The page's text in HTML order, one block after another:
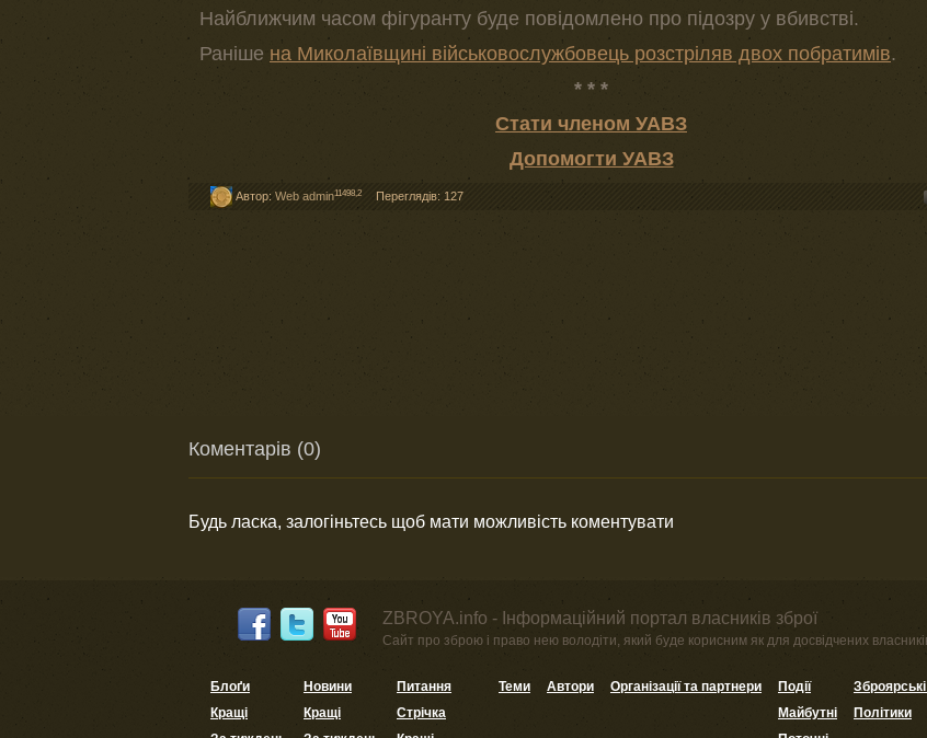
Найближчим часом фігуранту буде повідомлено про підозру у вбивстві.
Раніше на Миколаївщині військовослужбовець розстріляв двох побратимів.
* * *
Стати членом УАВЗ
Допомогти УАВЗ
Автор: Web admin11498,2 Переглядів: 127
Коментарів (0)
Будь ласка, залогіньтесь щоб мати можливість коментувати
ZBROYA.info - Інформаційний портал власників зброї
Сайт про зброю і право нею володіти, який буде корисним як для досвідчених власників
Блоґи
Кращі
Новини
Кращі
Питання
Стрічка
Теми Автори Організації та партнери
Події
Майбутні
Політики